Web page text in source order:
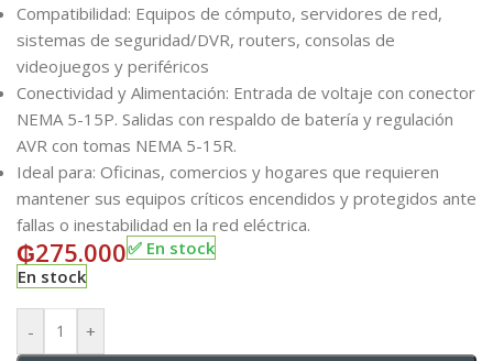
Compatibilidad: Equipos de cómputo, servidores de red,
sistemas de seguridad/DVR, routers, consolas de
videojuegos y periféricos
Conectividad y Alimentación: Entrada de voltaje con conector
NEMA 5-15P. Salidas con respaldo de batería y regulación
AVR con tomas NEMA 5-15R.
Ideal para: Oficinas, comercios y hogares que requieren
mantener sus equipos críticos encendidos y protegidos ante
fallas o inestabilidad en la red eléctrica.
₲275.000✅ En stock
En stock
- +